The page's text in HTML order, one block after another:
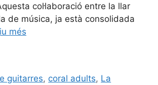
col·laboració entre la llar
de música, ja està consolidada
més
guitarres, coral adults, La